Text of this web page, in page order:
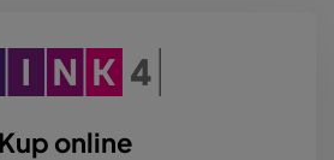
Kup online